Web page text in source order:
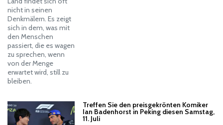
nicht in seinen
Denkmälern. Es zeigt
sich in dem, was mit
den Menschen
passiert, die es wagen
zu sprechen, wenn
von der Menge
erwartet wird, still zu
bleiben.
Treffen Sie den preisgekrönten Komiker
Ian Badenhorst in Peking diesen Samstag,
11. Juli